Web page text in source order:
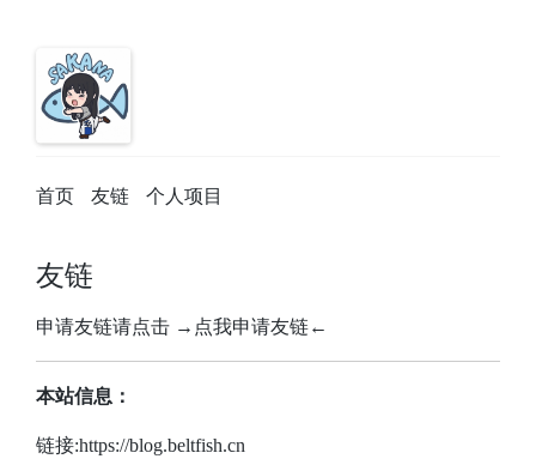
首页 友链 个人项目
友链
申请友链请点击 →点我申请友链←
本站信息：
链接:https://blog.beltfish.cn